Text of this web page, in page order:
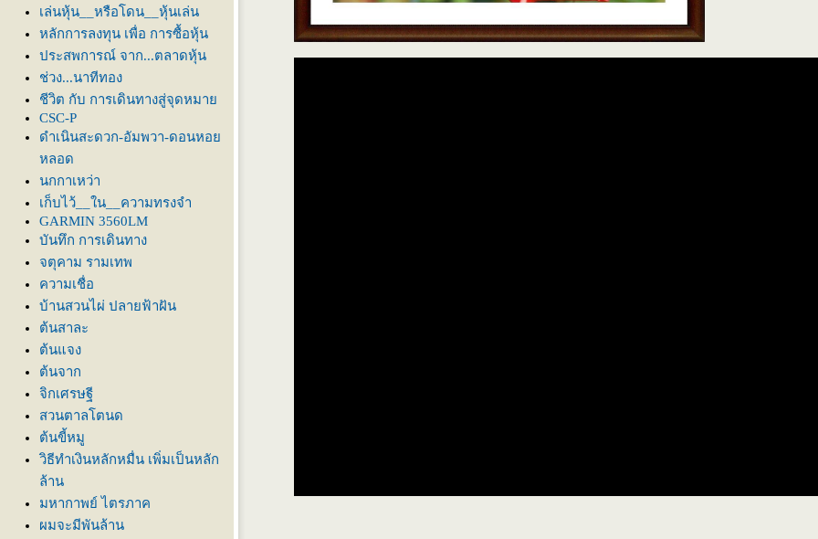
เล่นหุ้น__หรือโดน__หุ้นเล่น
หลักการลงทุน เพื่อ การซื้อหุ้น
ประสพการณ์ จาก...ตลาดหุ้น
ช่วง...นาทีทอง
ชีวิต กับ การเดินทางสู่จุดหมา
CSC-P
ดำเนินสะดวก-อัมพวา-ดอนหอ
หลอด
นกกาเหว่า
เก็บไว้__ใน__ความทรงจำ
GARMIN 3560LM
บันทึก การเดินทาง
จตุคาม รามเทพ
ความเชื่อ
บ้านสวนไผ่ ปลายฟ้าฝัน
ต้นสาละ
ต้นแจง
ต้นจาก
จิกเศรษฐี
สวนตาลโตนด
ต้นขี้หมู
วิธีทำเงินหลักหมื่น เพิ่มเป็นหลัก
ล้าน
มหากาพย์ ไตรภาค
ผมจะมีพันล้าน